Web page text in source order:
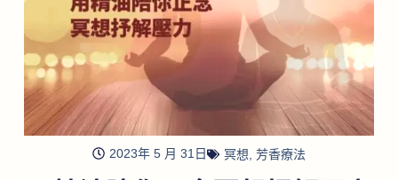
2023年 5 月 31日 冥想 芳香療法